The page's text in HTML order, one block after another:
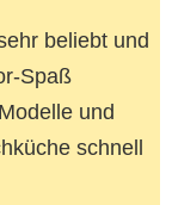
beliebt und
Spaß
und
schnell